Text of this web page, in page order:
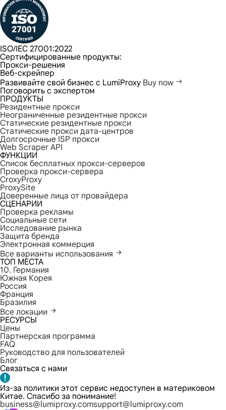
ISO/IEC 27001:2022
Сертифицированные продукты:
Прокси-решения
Веб-скрейпер
Развивайте свой бизнес с LumiProxy Buy now
Поговорить с экспертом
ПРОДУКТЫ
Резидентные прокси
Неограниченные резидентные прокси
Статические резидентные прокси
Статические прокси дата-центров
Долгосрочные ISP прокси
Web Scraper API
ФУНКЦИИ
Список бесплатных прокси-серверов
Проверка прокси-сервера
CroxyProxy
ProxySite
Доверенные лица от провайдера
СЦЕНАРИИ
Проверка рекламы
Социальные сети
Исследование рынка
Защита бренда
Электронная коммерция
Все варианты использования
ТОП МЕСТА
10. Германия
Южная Корея
Россия
Франция
Бразилия
Все локации
РЕСУРСЫ
Цены
Партнерская программа
FAQ
Руководство для пользователей
Блог
Связаться с нами
Из-за политики этот сервис недоступен в материковом
Китае. Спасибо за понимание!
business@lumiproxy.comsupport@lumiproxy.com